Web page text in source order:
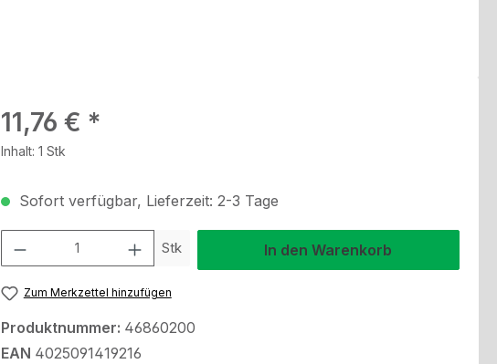
Regulärer Preis:
11,76 €
Inhalt: 1 Stk
Sofort verfügbar, Lieferzeit: 2-3 Tage
Stk In den Warenkorb
Zum Merkzettel hinzufügen
Produktnummer: 46860200
EAN 4025091419216